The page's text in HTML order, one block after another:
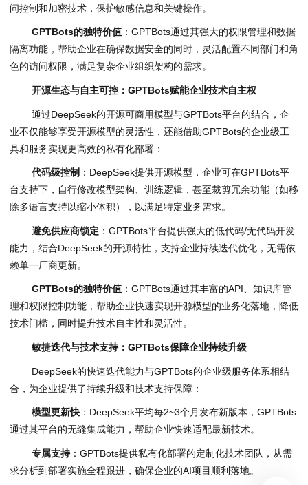
问控制和加密技术，保护敏感信息和关键操作。
GPTBots的独特价值 ：GPTBots通过其强大的权限管理和数据
隔离功能，帮助企业在确保数据安全的同时，灵活配置不同部门和角
色的访问权限，满足复杂企业组织架构的需求。
开源生态与自主可控： GPTBots赋能企业技术自主权
通过DeepSeek的开源可商用模型与GPTBots平台的结合，企
业不仅能够享受开源模型的灵活性，还能借助GPTBots的企业级工
具和服务实现更高效的私有化部署：
代码级控制 ：DeepSeek提供开源模型，企业可在GPTBots平
台支持下，自行修改模型架构、训练逻辑，甚至裁剪冗余功能（如移
除多语言支持以缩小体积），以满足特定业务需求。
避免供应商锁定 ：GPTBots平台提供强大的低代码/无代码开发
能力，结合DeepSeek的开源特性，支持企业持续迭代优化，无需依
赖单一厂商更新。
GPTBots的独特价值 ：GPTBots通过其丰富的API、知识库管
理和权限控制功能，帮助企业快速实现开源模型的业务化落地，降低
技术门槛，同时提升技术自主性和灵活性。
敏捷迭代与技术支持： GPTBots保障企业持续升级
DeepSeek的快速迭代能力与GPTBots的企业级服务体系相结
合，为企业提供了持续升级和技术支持保障：
模型更新快 ：DeepSeek平均每2~3个月发布新版本，GPTBots
通过其平台的无缝集成能力，帮助企业快速适配最新技术。
专属支持：GPTBots提供私有化部署的定制化技术团队，从需
求分析到部署实施全程跟进，确保企业的AI项目顺利落地。